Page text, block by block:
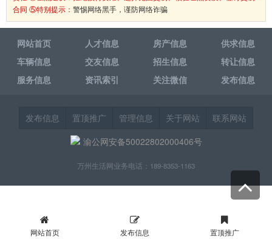
合同 ⑤特别提示： 警惕网络黑手，谨防网络诈骗
网站首页 人才信息 房产信息
供求信息
车辆信息
交友信息 招生信息
转让信息
服务信息
资讯索引 关注微信 发布信息
发布信息 置顶推广 管理信息 关于网站
联系网站
渝公网安备50022802000406号
万州生活网业务电话：189-8353-1163
网站首页 发布信息 置顶推广